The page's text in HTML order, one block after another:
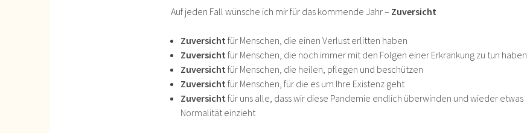
Auf jeden Fall wünsche ich mir für das kommende Jahr – Zuversicht
Zuversicht für Menschen, die einen Verlust erlitten haben
Zuversicht für Menschen, die noch immer mit den Folgen einer Erkrankung zu tun haben
Zuversicht für Menschen, die heilen, pflegen und beschützen
Zuversicht für Menschen, für die es um Ihre Existenz geht
Zuversicht für uns alle, dass wir diese Pandemie endlich überwinden und wieder etwas
Normalität einzieht